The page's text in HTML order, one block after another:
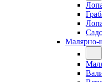
Малярно-